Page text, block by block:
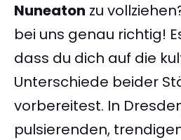
Nuneaton zu
bei uns genau richtig!
dass du dich auf die
Unterschiede beider
vorbereitest. In
pulsierenden,